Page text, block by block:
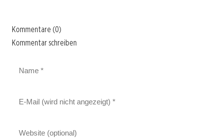
Kommentare (0)
Kommentar schreiben